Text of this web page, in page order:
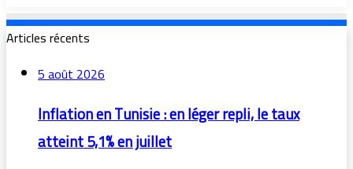
Articles récents
5 août 2026
Inflation en Tunisie : en léger repli, le taux
atteint 5,1% en juillet